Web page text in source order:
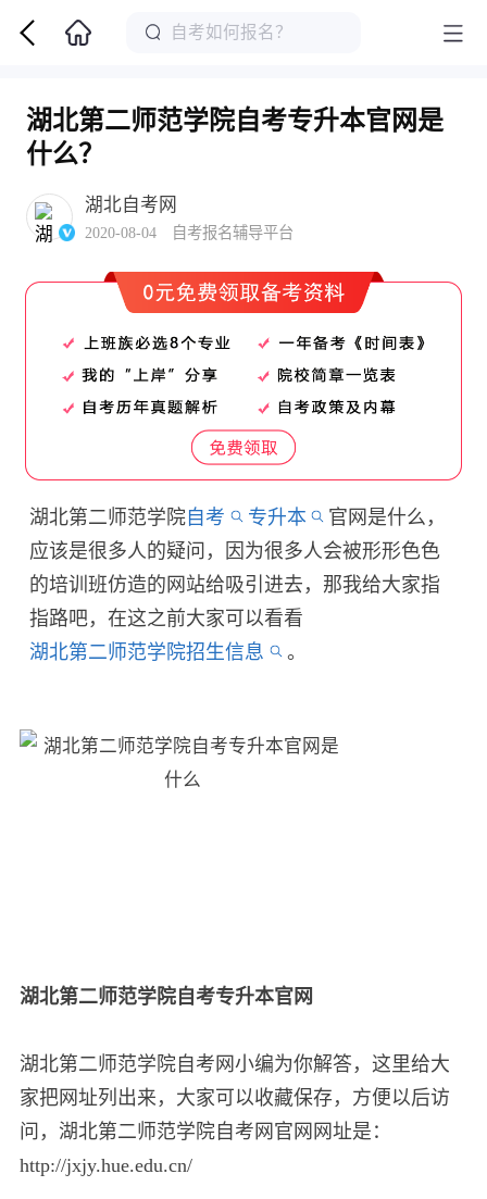
湖北第二师范学院自考专升本官网是
什么？
湖北自考网
2020-08-04 自考报名辅导平台
湖北第二师范学院自考 专升本
官网是什么，
应该是很多人的疑问，因为很多人会被形形色色
的培训班仿造的网站给吸引进去，那我给大家指
指路吧，在这之前大家可以看看
湖北第二师范学院招生信息
。
湖北第二师范学院自考专升本官网
湖北第二师范学院自考网小编为你解答，这里给大
家把网址列出来，大家可以收藏保存，方便以后访
问，湖北第二师范学院自考网官网网址是：
http://jxjy.hue.edu.cn/